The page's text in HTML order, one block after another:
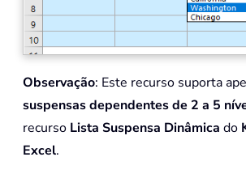
Observação: Este recurso suporta
suspensas dependentes de 2 a 5
recurso Lista Suspensa Dinâmica do
Excel.